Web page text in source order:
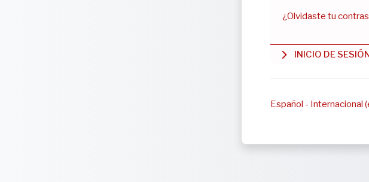
¿Olvidaste tu
INICIO DE
Español - Internacional